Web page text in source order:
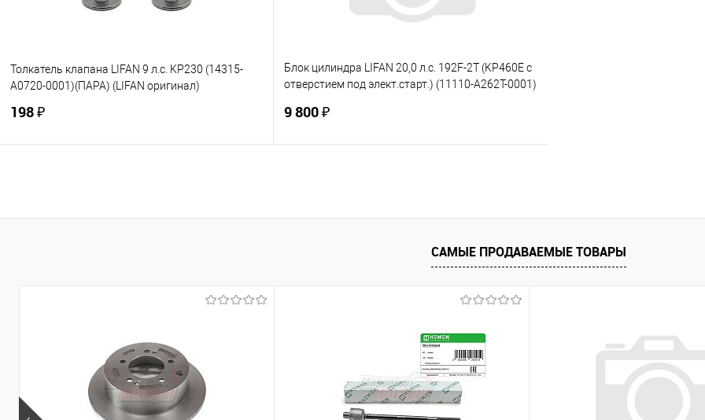
Толкатель клапана LIFAN 9 л.с. KP230 (14315-
A0720-0001)(ПАРА) (LIFAN оригинал)
198 ₽
Купить в 1 клик
К сравнению
Блок цилиндра LIFAN 20,0 л.с. 192F-2T (KP460Е с
отверстием под элект.старт.) (11110-A262T-0001)
9 800 ₽
Купить в 1 клик
К сравнению
В наличии
САМЫЕ ПРОДАВАЕМЫЕ ТОВАРЫ